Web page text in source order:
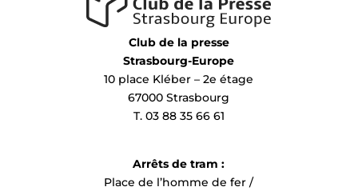
Club de la presse
Strasbourg-Europe
10 place Kléber – 2e étage
67000 Strasbourg
T. 03 88 35 66 61
Arrêts de tram :
Place de l’homme de fer /